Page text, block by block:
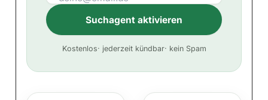
Suchagent aktivieren
t
Kostenlos· jederzeit kündbar· kein Spam